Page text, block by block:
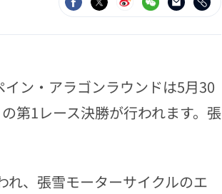
ン・アラゴンラウンドは5月30
第1レース決勝が行われます。張
、張雪モーターサイクルのエ